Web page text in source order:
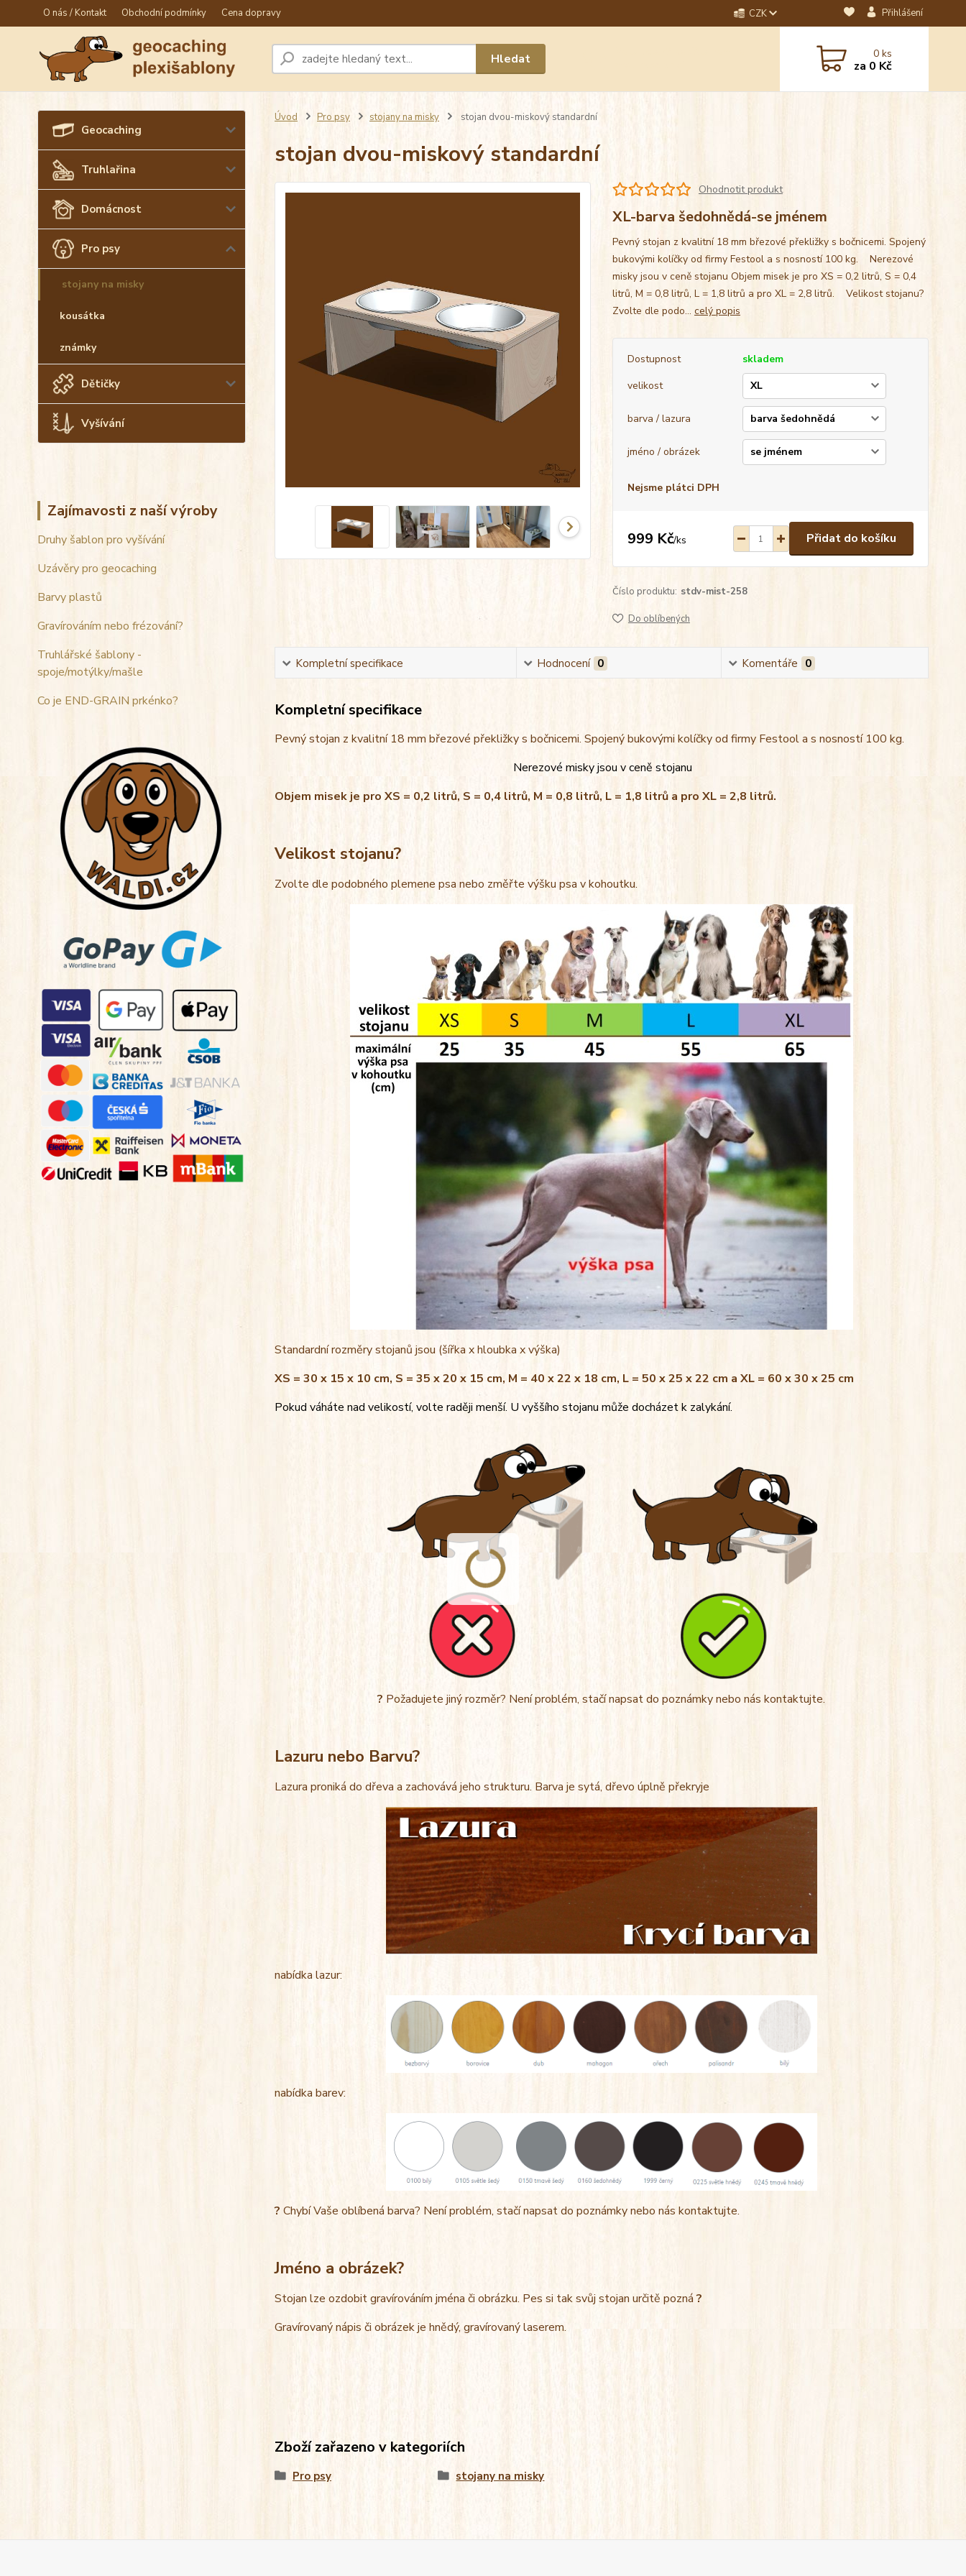
O nás / Kontakt Obchodní podmínky Cena dopravy CZK Přihlášení
Hledat 0ks
za 0 Kč
Geocaching
Truhlařina
Domácnost
Pro psy
stojany na misky
kousátka
známky
Dětičky
Vyšívání
Zajímavosti z naší výroby
Druhy šablon pro vyšívání
Uzávěry pro geocaching
Barvy plastů
Gravírováním nebo frézování?
Truhlářské šablony -
spoje/motýlky/mašle
Co je END-GRAIN prkénko?
Úvod Pro psy stojany na misky stojan dvou-miskový standardní
stojan dvou-miskový standardní
Ohodnotit produkt
XL-barva šedohnědá-se jménem
Pevný stojan z kvalitní 18 mm březové překližky s bočnicemi. Spojený
bukovými kolíčky od firmy Festool a s nosností 100 kg. Nerezové
misky jsou v ceně stojanu Objem misek je pro XS = 0,2 litrů, S = 0,4
litrů, M = 0,8 litrů, L = 1,8 litrů a pro XL = 2,8 litrů. Velikost stojanu?
Zvolte dle podo... celý popis
Dostupnost
skladem
velikost
barva / lazura
jméno / obrázek
Nejsme plátci DPH
999 Kč/ks Přidat do košíku
Číslo produktu: stdv-mist-258
Do oblíbených
Kompletní specifikace Hodnocení 0 Komentáře 0
Kompletní specifikace
Pevný stojan z kvalitní 18 mm březové překližky s bočnicemi. Spojený bukovými kolíčky od firmy Festool a s nosností 100 kg.
Nerezové misky jsou v ceně stojanu
Objem misek je pro XS = 0,2 litrů, S = 0,4 litrů, M = 0,8 litrů, L = 1,8 litrů a pro XL = 2,8 litrů.
Velikost stojanu?
Zvolte dle podobného plemene psa nebo změřte výšku psa v kohoutku.
Standardní rozměry stojanů jsou (šířka x hloubka x výška)
XS = 30 x 15 x 10 cm, S = 35 x 20 x 15 cm, M = 40 x 22 x 18 cm, L = 50 x 25 x 22 cm a XL = 60 x 30 x 25 cm
Pokud váháte nad velikostí, volte raději menší. U vyššího stojanu může docházet k zalykání.
? Požadujete jiný rozměr? Není problém, stačí napsat do poznámky nebo nás kontaktujte.
Lazuru nebo Barvu?
Lazura proniká do dřeva a zachovává jeho strukturu. Barva je sytá, dřevo úplně překryje
nabídka lazur:
nabídka barev:
? Chybí Vaše oblíbená barva? Není problém, stačí napsat do poznámky nebo nás kontaktujte.
Jméno a obrázek?
Stojan lze ozdobit gravírováním jména či obrázku. Pes si tak svůj stojan určitě pozná?
Gravírovaný nápis či obrázek je hnědý, gravírovaný laserem.
Zboží zařazeno v kategoriích
Pro psy stojany na misky